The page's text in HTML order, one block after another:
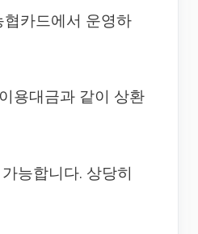
카드에서 운영하
용대금과 같이 상환
능합니다. 상당히